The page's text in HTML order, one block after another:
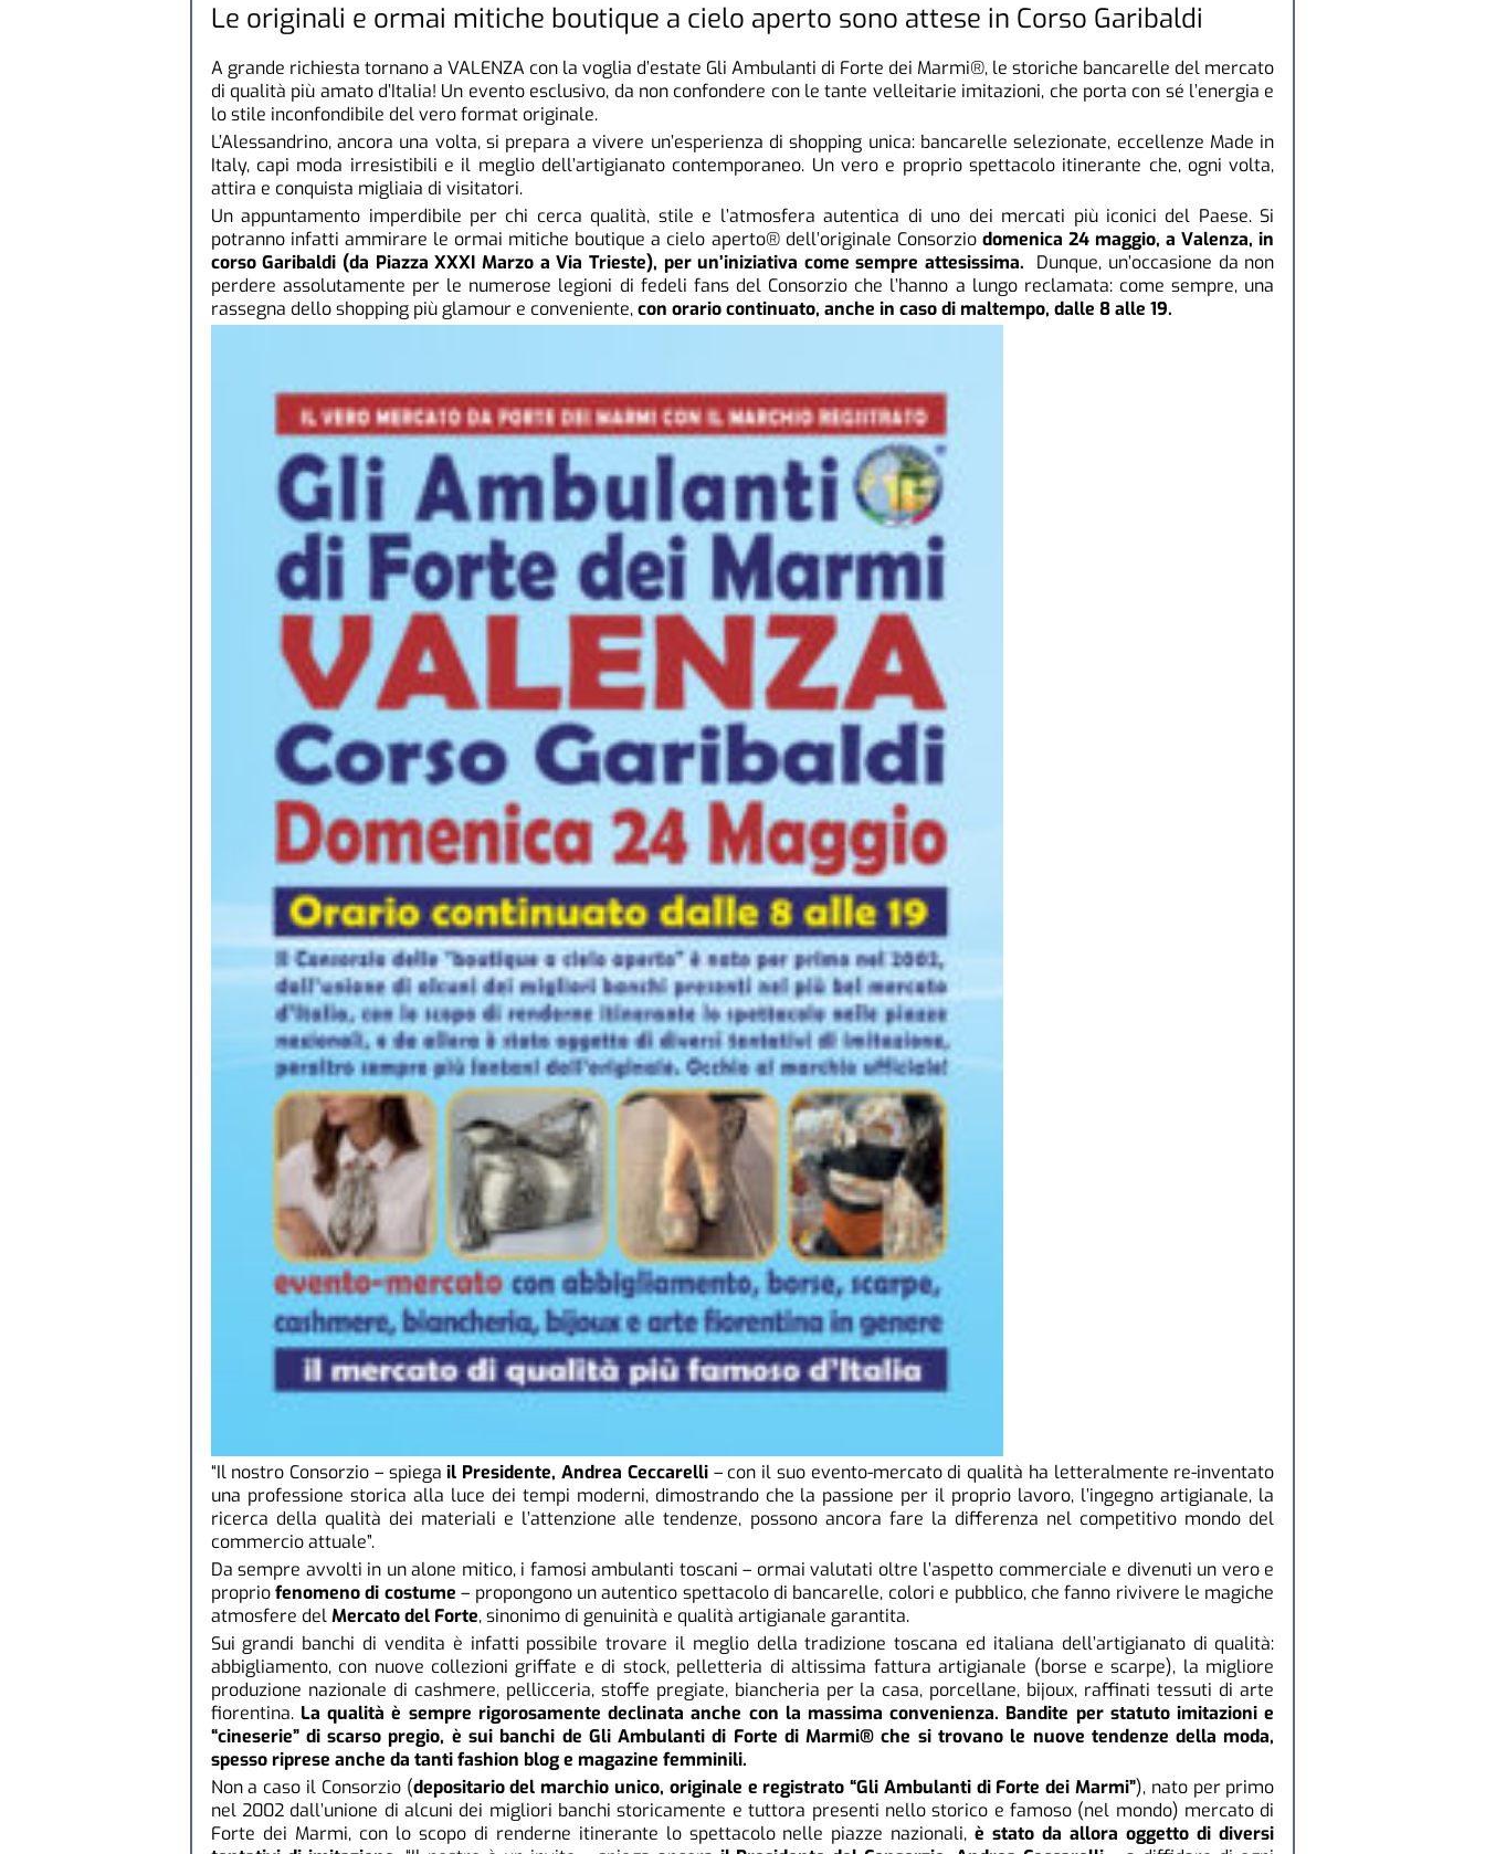
Le originali e ormai mitiche boutique a cielo aperto sono attese in Corso Garibaldi
A grande richiesta tornano a VALENZA con la voglia d’estate Gli Ambulanti di Forte dei Marmi®, le storiche bancarelle del mercato
di qualità più amato d’Italia! Un evento esclusivo, da non confondere con le tante velleitarie imitazioni, che porta con sé l’energia e
lo stile inconfondibile del vero format originale.
L’Alessandrino, ancora una volta, si prepara a vivere un’esperienza di shopping unica: bancarelle selezionate, eccellenze Made in
Italy, capi moda irresistibili e il meglio dell’artigianato contemporaneo. Un vero e proprio spettacolo itinerante che, ogni volta,
attira e conquista migliaia di visitatori.
Un appuntamento imperdibile per chi cerca qualità, stile e l’atmosfera autentica di uno dei mercati più iconici del Paese. Si
potranno infatti ammirare le ormai mitiche boutique a cielo aperto® dell’originale Consorziodomenica 24 maggio, a Valenza, in
corso Garibaldi (da Piazza XXXI Marzo a Via Trieste), per un’iniziativa come sempre attesissima. Dunque, un’occasione da non
perdere assolutamente per le numerose legioni di fedeli fans del Consorzio che l’hanno a lungo reclamata: come sempre, una
rassegna dello shopping più glamour e conveniente,con orario continuato, anche in caso di maltempo, dalle 8 alle 19.
“Il nostro Consorzio – spiegail Presidente, Andrea Ceccarelli– con il suo evento-mercato di qualità ha letteralmente re-inventato
una professione storica alla luce dei tempi moderni, dimostrando che la passione per il proprio lavoro, l’ingegno artigianale, la
ricerca della qualità dei materiali e l’attenzione alle tendenze, possono ancora fare la differenza nel competitivo mondo del
commercio attuale”.
Da sempre avvolti in un alone mitico, i famosi ambulanti toscani – ormai valutati oltre l’aspetto commerciale e divenuti un vero e
propriofenomeno di costume – propongono un autentico spettacolo di bancarelle, colori e pubblico, che fanno rivivere le magiche
atmosfere delMercato del Forte, sinonimo di genuinità e qualità artigianale garantita.
Sui grandi banchi di vendita è infatti possibile trovare il meglio della tradizione toscana ed italiana dell’artigianato di qualità:
abbigliamento, con nuove collezioni griffate e di stock, pelletteria di altissima fattura artigianale (borse e scarpe), la migliore
produzione nazionale di cashmere, pellicceria, stoffe pregiate, biancheria per la casa, porcellane, bijoux, raffinati tessuti di arte
fiorentina. La qualità è sempre rigorosamente declinata anche con la massima convenienza. Bandite per statuto imitazioni e
“cineserie” di scarso pregio, è sui banchi de Gli Ambulanti di Forte di Marmi® che si trovano le nuove tendenze della moda,
spesso riprese anche da tanti fashion blog e magazine femminili.
Non a caso il Consorzio (depositario del marchio unico, originale e registrato “Gli Ambulanti di Forte dei Marmi”), nato per primo
nel 2002 dall’unione di alcuni dei migliori banchi storicamente e tuttora presenti nello storico e famoso (nel mondo) mercato di
Forte dei Marmi, con lo scopo di renderne itinerante lo spettacolo nelle piazze nazionali,è stato da allora oggetto di diversi